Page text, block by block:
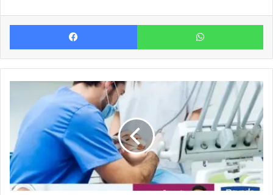
Facebook
ദന്തഡോക്ടർമാർ
ദേശീയ
ഓൺലൈൻ
യോഗ്യതാ
പരീക്ഷ
പാസാകണം